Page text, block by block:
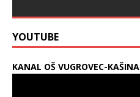
YOUTUBE
KANAL OŠ VUGROVEC-KAŠINA